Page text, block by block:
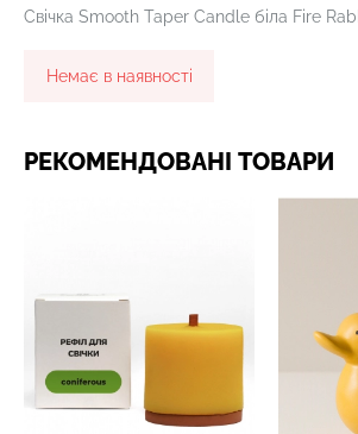
Свічка Smooth Taper Candle біла Fire
Немає в наявності
РЕКОМЕНДОВАНІ ТОВАРИ